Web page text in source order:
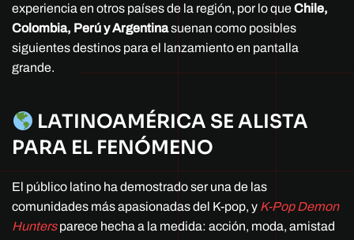
experiencia en otros países de la región, por lo queChile,
Colombia, Perú y Argentinasuenan como posibles
siguientes destinos para el lanzamiento en pantalla
grande.
LATINOAMÉRICA SE ALISTA
PARA EL FENÓMENO
El público latino ha demostrado ser una de las
comunidades más apasionadas del K-pop, y K-Pop Demon
Huntersparece hecha a la medida: acción, moda, amistad